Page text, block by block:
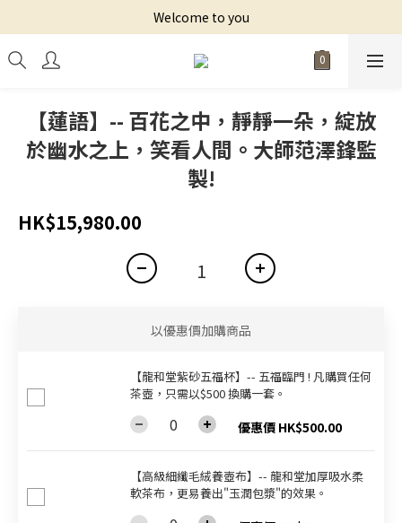
Welcome to you
【蓮語】-- 百花之中，靜靜一朵，綻放
於幽水之上，笑看人間。大師范澤鋒監
製!
HK$15,980.00
以優惠價加購商品
【龍和堂紫砂五福杯‬】-- 五福臨門 ! 凡購買任何
茶壺，只需以$500 換購一套。
優惠價 HK$500.00
【高級細纖毛絨養壺布】-- 龍和堂加厚吸水柔
軟茶布，更易養出"玉潤包漿"的效果。